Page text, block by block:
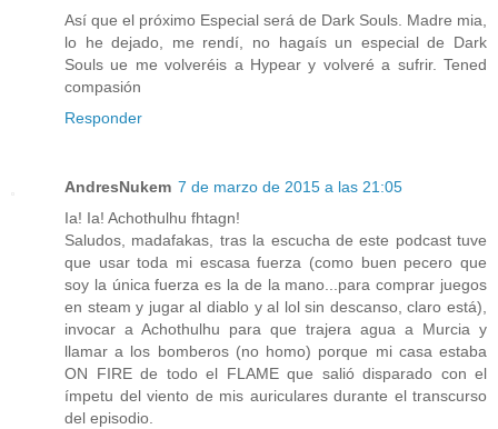
Así que el próximo Especial será de Dark Souls. Madre mia,
lo he dejado, me rendí, no hagaís un especial de Dark
Souls ue me volveréis a Hypear y volveré a sufrir. Tened
compasión
Responder
AndresNukem 7 de marzo de 2015 a las 21:05
Ia! Ia! Achothulhu fhtagn!
Saludos, madafakas, tras la escucha de este podcast tuve
que usar toda mi escasa fuerza (como buen pecero que
soy la única fuerza es la de la mano...para comprar juegos
en steam y jugar al diablo y al lol sin descanso, claro está),
invocar a Achothulhu para que trajera agua a Murcia y
llamar a los bomberos (no homo) porque mi casa estaba
ON FIRE de todo el FLAME que salió disparado con el
ímpetu del viento de mis auriculares durante el transcurso
del episodio.